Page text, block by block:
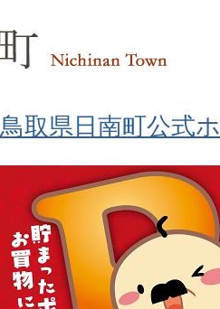
鳥取県日南町公式